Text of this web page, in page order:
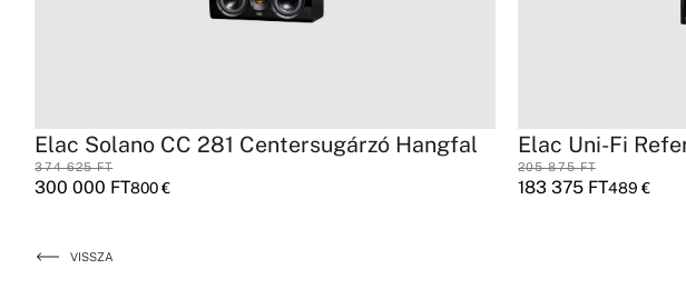
Elac Solano CC 281 Centersugárzó Hangfal
374 625FT
300 000 FT800€
Elac Uni-Fi
205 875FT
183 375 FT489€
VISSZA